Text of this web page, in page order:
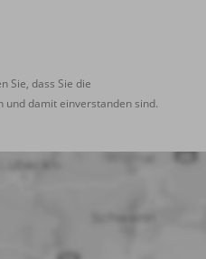
Sie, dass Sie die
und damit einverstanden sind.